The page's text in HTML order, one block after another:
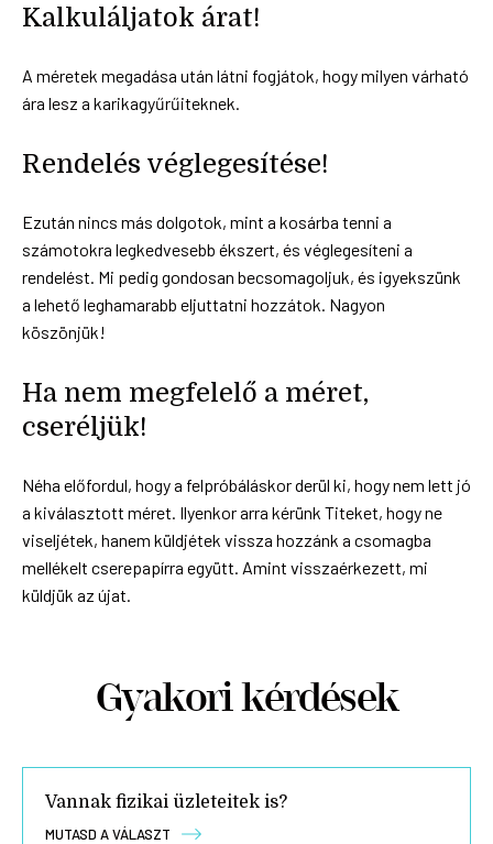
Kalkuláljatok árat!
A méretek megadása után látni fogjátok, hogy milyen várható
ára lesz a karikagyűrűiteknek.
Rendelés véglegesítése!
Ezután nincs más dolgotok, mint a kosárba tenni a
számotokra legkedvesebb ékszert, és véglegesíteni a
rendelést. Mi pedig gondosan becsomagoljuk, és igyekszünk
a lehető leghamarabb eljuttatni hozzátok. Nagyon
köszönjük!
Ha nem megfelelő a méret,
cseréljük!
Néha előfordul, hogy a felpróbáláskor derül ki, hogy nem lett jó
a kiválasztott méret. Ilyenkor arra kérünk Titeket, hogy ne
viseljétek, hanem küldjétek vissza hozzánk a csomagba
mellékelt cserepapírra együtt. Amint visszaérkezett, mi
küldjük az újat.
Gyakori kérdések
Vannak fizikai üzleteitek is?
MUTASD A VÁLASZT